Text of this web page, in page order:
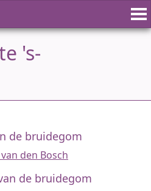
's-
de bruidegom
den Bosch
de bruidegom